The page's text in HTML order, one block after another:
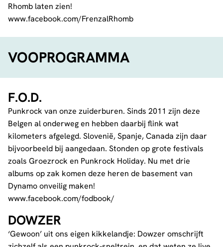
Rhomb laten zien!
www.facebook.com/FrenzalRhomb
VOOPROGRAMMA
F.O.D.
Punkrock van onze zuiderburen. Sinds 2011 zijn deze
Belgen al onderweg en hebben daarbij flink wat
kilometers afgelegd. Slovenië, Spanje, Canada zijn daar
bijvoorbeeld bij aangedaan. Stonden op grote festivals
zoals Groezrock en Punkrock Holiday. Nu met drie
albums op zak komen deze heren de basement van
Dynamo onveilig maken!
www.facebook.com/fodbook/
DOWZER
‘Gewoon’ uit ons eigen kikkelandje: Dowzer omschrijft